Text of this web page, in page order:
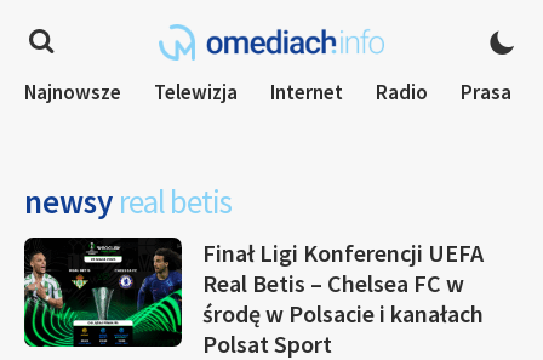
Najnowsze Telewizja Internet Radio Prasa
newsy real betis
Finał Ligi Konferencji UEFA
Real Betis – Chelsea FC w
środę w Polsacie i kanałach
Polsat Sport